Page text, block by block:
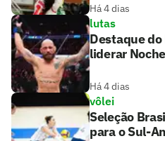
Há 4 dias
lutas
Destaque
liderar
Há 4 dias
vôlei
Seleção
para o Sul-